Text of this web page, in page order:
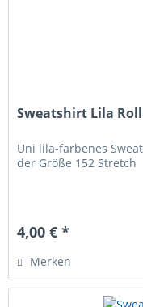
Sweatshirt Lila
Uni lila-farbenes
der Größe 152 Stretch
4,00 € *
Merken